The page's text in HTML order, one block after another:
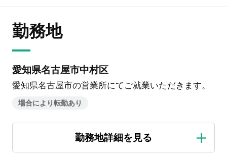
勤務地
愛知県名古屋市中村区
愛知県名古屋市の営業所にてご就業いただきます。
場合により転勤あり